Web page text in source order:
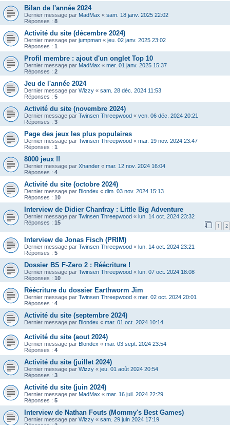
Bilan de l'année 2024
Dernier message par MadMax « sam. 18 janv. 2025 22:02
Réponses : 8
Activité du site (décembre 2024)
Dernier message par jumpman « jeu. 02 janv. 2025 23:02
Réponses : 1
Profil membre : ajout d'un onglet Top 10
Dernier message par MadMax « mer. 01 janv. 2025 15:37
Réponses : 2
Jeu de l'année 2024
Dernier message par Wizzy « sam. 28 déc. 2024 11:53
Réponses : 5
Activité du site (novembre 2024)
Dernier message par Twinsen Threepwood « ven. 06 déc. 2024 20:21
Réponses : 3
Page des jeux les plus populaires
Dernier message par Twinsen Threepwood « mar. 19 nov. 2024 23:47
Réponses : 1
8000 jeux !!
Dernier message par Xhander « mar. 12 nov. 2024 16:04
Réponses : 4
Activité du site (octobre 2024)
Dernier message par Blondex « dim. 03 nov. 2024 15:13
Réponses : 10
Interview de Didier Chanfray : Little Big Adventure
Dernier message par Twinsen Threepwood « lun. 14 oct. 2024 23:32
Réponses : 15 1 2
Interview de Jonas Fisch (PRIM)
Dernier message par Twinsen Threepwood « lun. 14 oct. 2024 23:21
Réponses : 5
Dossier BS F-Zero 2 : Réécriture !
Dernier message par Twinsen Threepwood « lun. 07 oct. 2024 18:08
Réponses : 10
Réécriture du dossier Earthworm Jim
Dernier message par Twinsen Threepwood « mer. 02 oct. 2024 20:01
Réponses : 4
Activité du site (septembre 2024)
Dernier message par Blondex « mar. 01 oct. 2024 10:14
Activité du site (aout 2024)
Dernier message par Blondex « mar. 03 sept. 2024 23:54
Réponses : 4
Activité du site (juillet 2024)
Dernier message par Wizzy « jeu. 01 août 2024 20:54
Réponses : 3
Activité du site (juin 2024)
Dernier message par MadMax « mar. 16 juil. 2024 22:29
Réponses : 5
Interview de Nathan Fouts (Mommy's Best Games)
Dernier message par Wizzy « sam. 29 juin 2024 17:19